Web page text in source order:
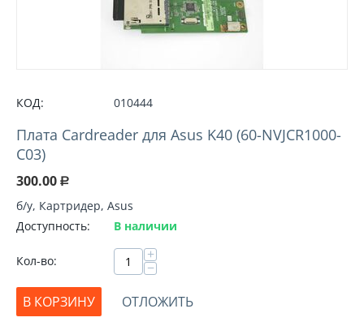
КОД: 010444
Плата Cardreader для Asus K40 (60-NVJCR1000-
C03)
300.00 Р
б/у, Картридер, Asus
Доступность:
В наличии
Кол-во: +
−
В КОРЗИНУ
ОТЛОЖИТЬ